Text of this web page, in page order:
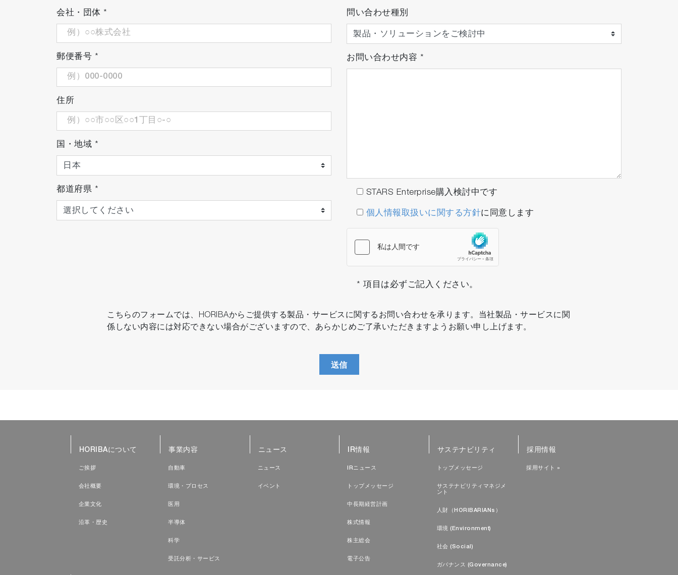
試験棟全体の稼働状況を遠隔からモニタリング 異常発生時はアラームが点灯
会社・団体 *
郵便番号 *
住所
国・地域 *
都道府県 *
問い合わせ種別
お問い合わせ内容 *
STARS Enterprise購入検討中です
個人情報取扱いに関する方針に同意します
* 項目は必ずご記入ください。
こちらのフォームでは、HORIBAからご提供する製品・サービスに関するお問い合わせを承ります。当社製品・サービスに関
係しない内容には対応できない場合がございますので、あらかじめご了承いただきますようお願い申し上げます。
送信
HORIBAについて
ご挨拶
会社概要
企業文化
沿革・歴史
事業内容
自動車
環境・プロセス
医用
半導体
科学
受託分析・サービス
ニュース
ニュース
イベント
IR情報
IRニュース
トップメッセージ
中長期経営計画
株式情報
株主総会
電子公告
サステナビリティ
トップメッセージ
サステナビリティマネジメ
ント
人財（HORIBARIANs）
環境 (Environment)
社会 (Social)
ガバナンス (Governance)
採用情報
採用サイト »